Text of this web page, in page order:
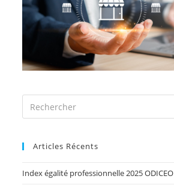
Articles Récents
Index égalité professionnelle 2025 ODICEO